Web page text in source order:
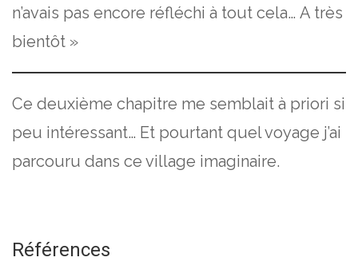
n’avais pas encore réfléchi à tout cela… A très
bientôt »
Ce deuxième chapitre me semblait à priori si
peu intéressant… Et pourtant quel voyage j’ai
parcouru dans ce village imaginaire.
Références